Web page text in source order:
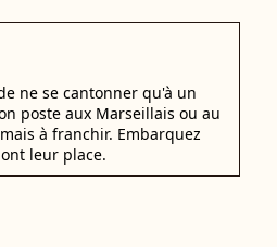
ne se cantonner qu'à un
poste aux Marseillais ou au
à franchir. Embarquez
leur place.